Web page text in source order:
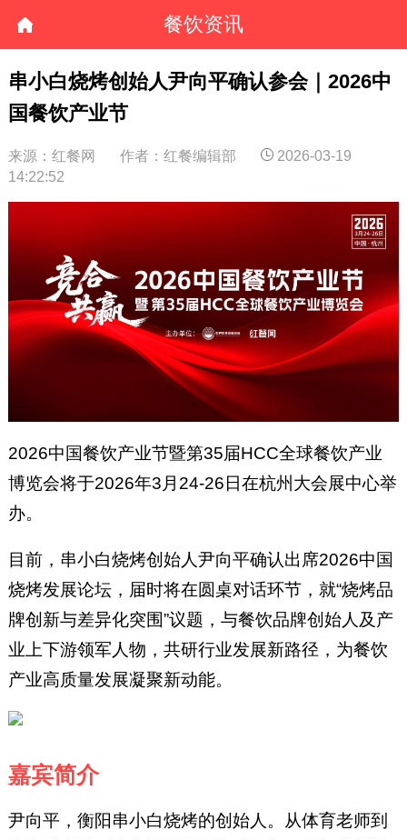
餐饮资讯
串小白烧烤创始人尹向平确认参会｜2026中
国餐饮产业节
来源：红餐网 作者：红餐编辑部
2026-03-19
14:22:52
2026中国餐饮产业节暨第35届HCC全球餐饮产业
博览会将于2026年3月24-26日在杭州大会展中心举
办。
目前，串小白烧烤创始人尹向平确认出席2026中国
烧烤发展论坛，届时将在圆桌对话环节，就“烧烤品
牌创新与差异化突围”议题，与餐饮品牌创始人及产
业上下游领军人物，共研行业发展新路径，为餐饮
产业高质量发展凝聚新动能。
嘉宾简介
尹向平，衡阳串小白烧烤的创始人。从体育老师到